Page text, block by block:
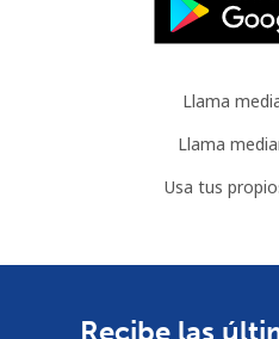
Llama
Llama
Usa tus
Recibe las